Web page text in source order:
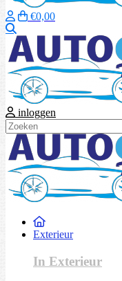
€0,00
inloggen
Exterieur
In Exterieur